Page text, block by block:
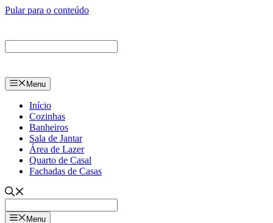
Pular para o conteúdo
Menu
Início
Cozinhas
Banheiros
Sala de Jantar
Área de Lazer
Quarto de Casal
Fachadas de Casas
Menu